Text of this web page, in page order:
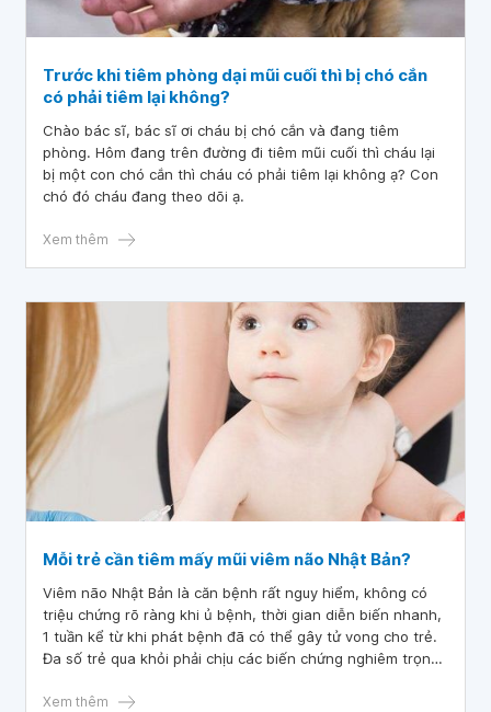
Trước khi tiêm phòng dại mũi cuối thì bị chó cắn
có phải tiêm lại không?
Chào bác sĩ, bác sĩ ơi cháu bị chó cắn và đang tiêm
phòng. Hôm đang trên đường đi tiêm mũi cuối thì cháu lại
bị một con chó cắn thì cháu có phải tiêm lại không ạ? Con
chó đó cháu đang theo dõi ạ.
Xem thêm
Mỗi trẻ cần tiêm mấy mũi viêm não Nhật Bản?
Viêm não Nhật Bản là căn bệnh rất nguy hiểm, không có
triệu chứng rõ ràng khi ủ bệnh, thời gian diễn biến nhanh,
1 tuần kể từ khi phát bệnh đã có thể gây tử vong cho trẻ.
Đa số trẻ qua khỏi phải chịu các biến chứng nghiêm trọng
Do đó, việc tiêm phòng viêm não Nhật Bản cho trẻ là điều
Xem thêm